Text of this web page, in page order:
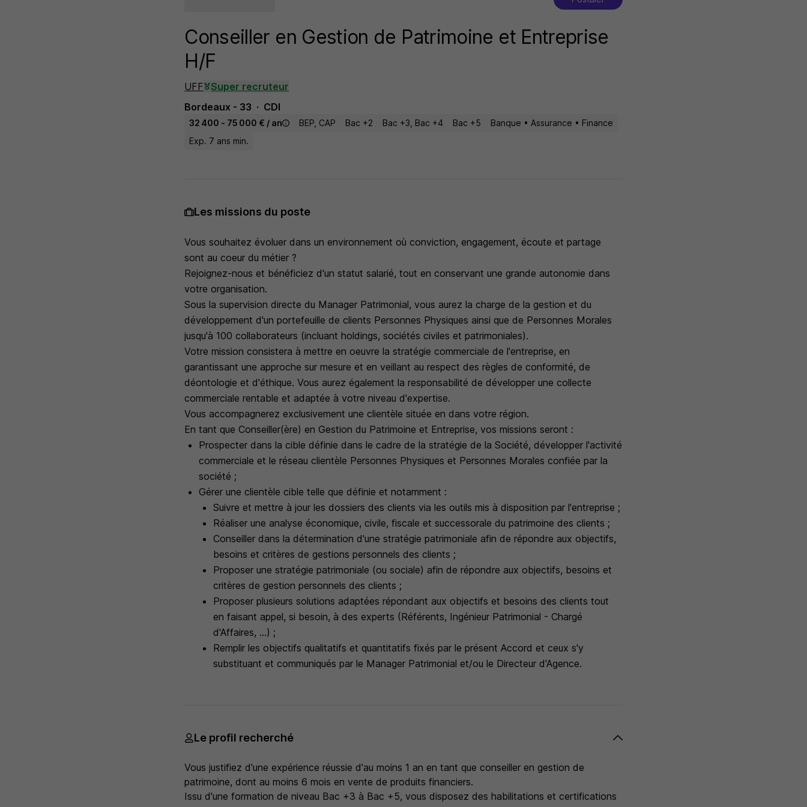
Conseiller en Gestion de Patrimoine et Entreprise
H/F
UFF
Super recruteur
Bordeaux - 33
CDI
32 400 - 75 000 € / an BEP, CAP Bac +2 Bac +3, Bac +4 Bac +5
Banque • Assurance • Finance
Exp. 7 ans min.
Les missions du poste
Vous souhaitez évoluer dans un environnement où conviction, engagement, écoute et partage
sont au coeur du métier ?
Rejoignez-nous et bénéficiez d'un statut salarié, tout en conservant une grande autonomie dans
votre organisation.
Sous la supervision directe du Manager Patrimonial, vous aurez la charge de la gestion et du
développement d'un portefeuille de clients Personnes Physiques ainsi que de Personnes Morales
jusqu'à 100 collaborateurs (incluant holdings, sociétés civiles et patrimoniales).
Votre mission consistera à mettre en oeuvre la stratégie commerciale de l'entreprise, en
garantissant une approche sur mesure et en veillant au respect des règles de conformité, de
déontologie et d'éthique. Vous aurez également la responsabilité de développer une collecte
commerciale rentable et adaptée à votre niveau d'expertise.
Vous accompagnerez exclusivement une clientèle située en dans votre région.
En tant que Conseiller(ère) en Gestion du Patrimoine et Entreprise, vos missions seront :
Prospecter dans la cible définie dans le cadre de la stratégie de la Société, développer l'activité
commerciale et le réseau clientèle Personnes Physiques et Personnes Morales confiée par la
société ;
Gérer une clientèle cible telle que définie et notamment :
Suivre et mettre à jour les dossiers des clients via les outils mis à disposition par l'entreprise ;
Réaliser une analyse économique, civile, fiscale et successorale du patrimoine des clients ;
Conseiller dans la détermination d'une stratégie patrimoniale afin de répondre aux objectifs,
besoins et critères de gestions personnels des clients ;
Proposer une stratégie patrimoniale (ou sociale) afin de répondre aux objectifs, besoins et
critères de gestion personnels des clients ;
Proposer plusieurs solutions adaptées répondant aux objectifs et besoins des clients tout
en faisant appel, si besoin, à des experts (Référents, Ingénieur Patrimonial - Chargé
d'Affaires, ...) ;
Remplir les objectifs qualitatifs et quantitatifs fixés par le présent Accord et ceux s'y
substituant et communiqués par le Manager Patrimonial et/ou le Directeur d'Agence.
Le profil recherché
Vous justifiez d'une expérience réussie d'au moins 1 an en tant que conseiller en gestion de
patrimoine, dont au moins 6 mois en vente de produits financiers.
Issu d'une formation de niveau Bac +3 à Bac +5, vous disposez des habilitations et certifications